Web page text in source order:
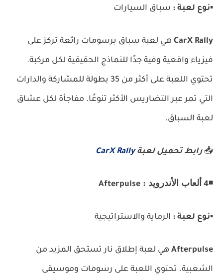
▪️نوع لعبة : سباق السيارات
CarX Rally هي لعبة سباق برسومات رائعة تركز على
فيزياء واقعية وفية جدًا للنماذج الحقيقية لكل مركبة.
تحتوي اللعبة على أكثر من 35 بطولة للمشاركة والدارات
التي تمر عبر التضاريس الأكثر تنوعًا. مفاجأة لكل عشاق
لعبة السباق.
📥رابط تحميل لعبةCarX Rally
◾
4 ألعاب الأندرويد : Afterpulse
▪️نوع لعبة : الرماية والاستراتيجية
Afterpulse هي لعبة إطلاق نار تستحق المزيد من
الشعبية. تحتوي اللعبة على رسومات وموسيقى